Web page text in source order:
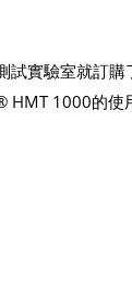
試實驗室就訂
HMT 1000的